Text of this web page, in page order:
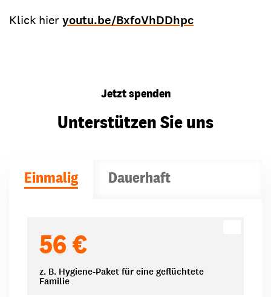
Klick hier youtu.be/BxfoVhDDhpc
Jetzt spenden
Unterstützen Sie uns
Einmalig Dauerhaft
56 €
z. B. Hygiene-Paket für eine geflüchtete
Familie